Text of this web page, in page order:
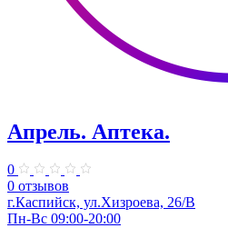
Апрель. ​Аптека.
0
0 отзывов
г.Каспийск, ул.Хизроева, 26/В
Пн-Вс 09:00-20:00